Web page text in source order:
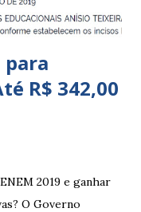
R$ 342,00
2019 e ganhar
O Governo